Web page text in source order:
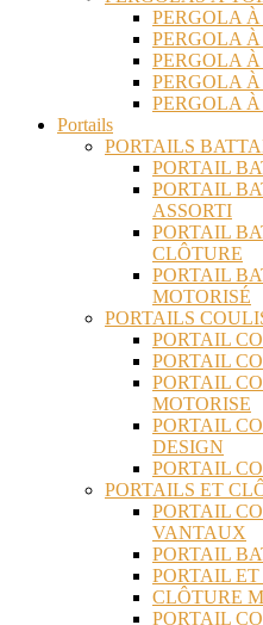
PERGOLA
PERGOLA
PERGOLA
PERGOLA
PERGOLA
Portails
PORTAILS
PORTAIL
PORTAIL
ASSORTI
PORTAIL
CLÔTURE
PORTAIL
MOTORISÉ
PORTAILS
PORTAIL
PORTAIL
PORTAIL
MOTORISE
PORTAIL
DESIGN
PORTAIL
PORTAILS ET
PORTAIL
VANTAUX
PORTAIL
PORTAIL
CLÔTURE
PORTAIL